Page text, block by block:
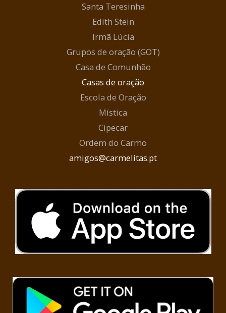
Santa Teresinha
Edith Stein
Irmã Lúcia
Grupos de oração (GOT)
Casa de Comunhão
Casas de oração
Escola de Oração
Mística
Cipecar
Ordem do Carmo
amigos@carmelitas.pt